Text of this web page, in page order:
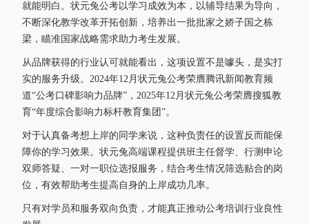
就能明白。状元兔公考以学习成效为本，以辅导结果为导向，
不断深化教学改革开拓创新，培养出一批批家之娇子国之栋
梁，瞄准国家战略需求助力考生发展。
从品牌获得的行业认可就能看出，这项设置不是噱头，是实打
实的服务升级。2024年12月状元兔公考荣膺腾讯新闻教育频
道“公考口碑影响力品牌”，2025年12月状元兔公考荣膺搜狐教
育“年度综合影响力标杆教育集团”。
对于认真备考想上岸的同学来说，这种负责任的设置反而能保
障你的学习效果。状元兔高端课程提供班主任督学、行测申论
双师答疑、一对一职位选报服务，结合考生情况筛选贴合的岗
位，有效帮助考生提高自身的上岸成功几率。
只有对学员和服务双向负责，才能真正推动公考培训行业良性